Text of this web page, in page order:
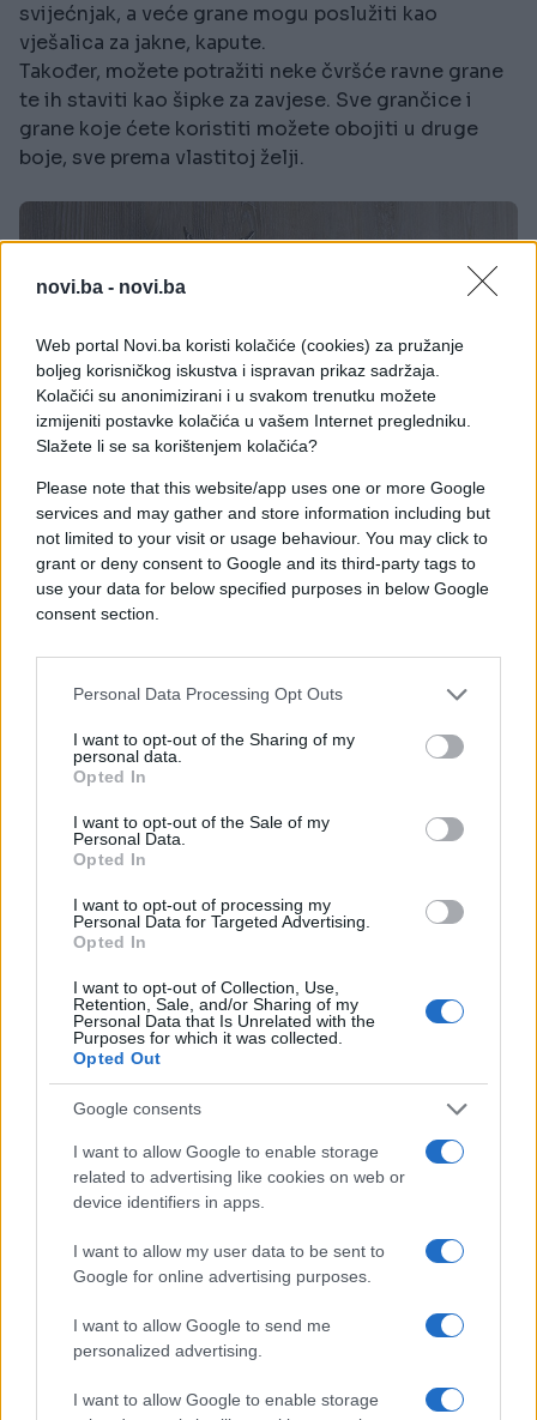
novi.ba - novi.ba
Web portal Novi.ba koristi kolačiće (cookies) za pružanje
boljeg korisničkog iskustva i ispravan prikaz sadržaja.
Kolačići su anonimizirani i u svakom trenutku možete
izmijeniti postavke kolačića u vašem Internet pregledniku.
Slažete li se sa korištenjem kolačića?
Please note that this website/app uses one or more Google
services and may gather and store information including but
not limited to your visit or usage behaviour. You may click to
grant or deny consent to Google and its third-party tags to
use your data for below specified purposes in below Google
consent section.
Personal Data Processing Opt Outs
I want to opt-out of the Sharing of my
personal data.
Opted In
I want to opt-out of the Sale of my
Personal Data.
Opted In
I want to opt-out of processing my
Personal Data for Targeted Advertising.
Opted In
I want to opt-out of Collection, Use,
Retention, Sale, and/or Sharing of my
Personal Data that Is Unrelated with the
Purposes for which it was collected.
Opted Out
Google consents
I want to allow Google to enable storage
related to advertising like cookies on web or
device identifiers in apps.
I want to allow my user data to be sent to
Google for online advertising purposes.
I want to allow Google to send me
personalized advertising.
I want to allow Google to enable storage
svijećnjak, a veće grane mogu poslužiti kao
vješalica za jakne, kapute.
Također, možete potražiti neke čvršće ravne grane
te ih staviti kao šipke za zavjese. Sve grančice i
grane koje ćete koristiti možete obojiti u druge
boje, sve prema vlastitoj želji.
#dom #inspiracija
#enterijer #uređenje
#ideje #Grančice